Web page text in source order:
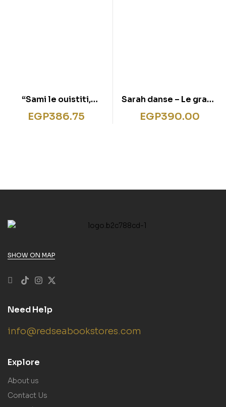
“Sami le ouistiti,
prince d’Amazonie”
EGP386.75
Sarah danse – Le grand
concours
EGP390.00
SHOW ON MAP
Need Help
info@redseabookstores.com
Explore
About us
Contact Us